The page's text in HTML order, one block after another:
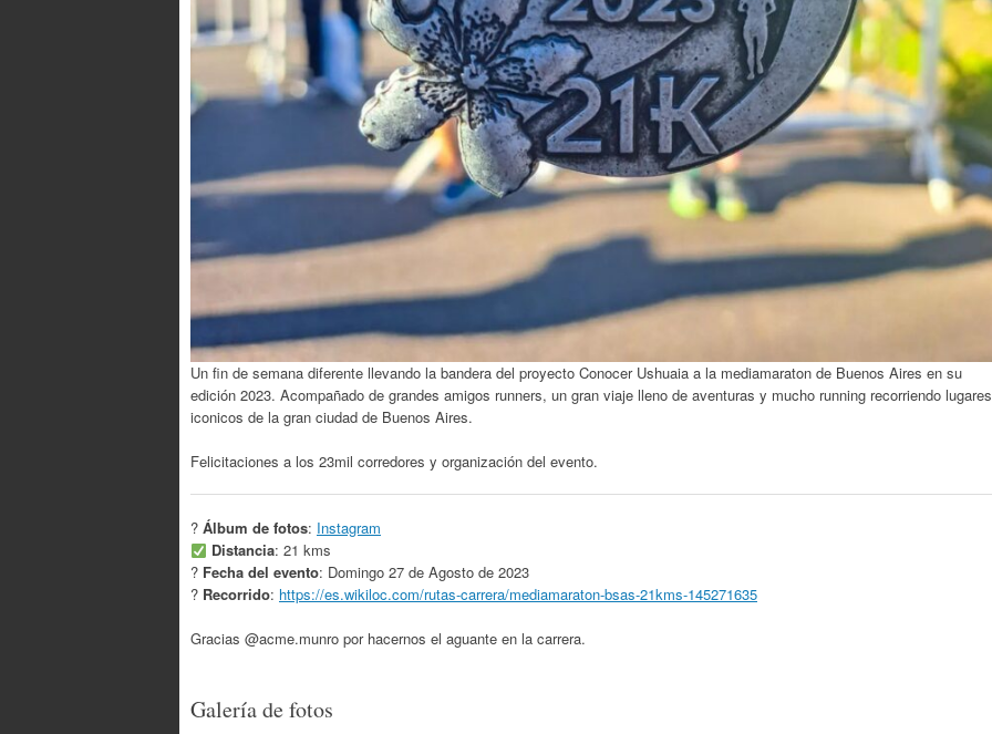
Un fin de semana diferente llevando la bandera del proyecto Conocer Ushuaia a la mediamaraton de Buenos Aires en su
edición 2023. Acompañado de grandes amigos runners, un gran viaje lleno de aventuras y mucho running recorriendo lugares
iconicos de la gran ciudad de Buenos Aires.
Felicitaciones a los 23mil corredores y organización del evento.
? Álbum de fotos: Instagram
Distancia: 21 kms
? Fecha del evento: Domingo 27 de Agosto de 2023
? Recorrido: https://es.wikiloc.com/rutas-carrera/mediamaraton-bsas-21kms-145271635
Gracias @acme.munro por hacernos el aguante en la carrera.
Galería de fotos